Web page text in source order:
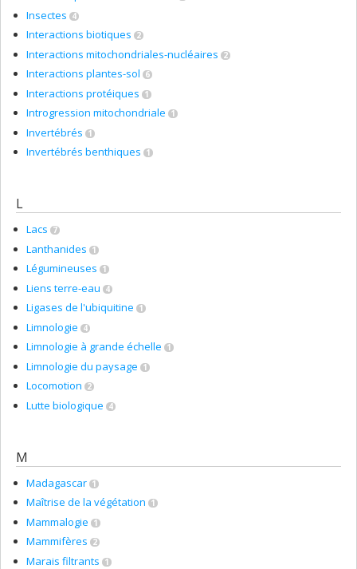
Insectes 4
Interactions biotiques 2
Interactions mitochondriales-nucléaires 2
Interactions plantes-sol 6
Interactions protéiques 1
Introgression mitochondriale 1
Invertébrés 1
Invertébrés benthiques 1
L
Lacs 7
Lanthanides 1
Légumineuses 1
Liens terre-eau 4
Ligases de l'ubiquitine 1
Limnologie 4
Limnologie à grande échelle 1
Limnologie du paysage 1
Locomotion 2
Lutte biologique 4
M
Madagascar 1
Maîtrise de la végétation 1
Mammalogie 1
Mammifères 2
Marais filtrants 1